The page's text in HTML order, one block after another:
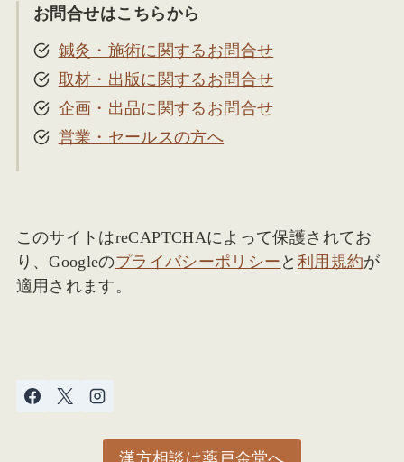
お問合せはこちらから
鍼灸・施術に関するお問合せ
取材・出版に関するお問合せ
企画・出品に関するお問合せ
営業・セールスの方へ
このサイトはreCAPTCHAによって保護されてお
り、Googleのプライバシーポリシー と 利用規約が
適用されます。
漢方相談は薬戸金堂へ